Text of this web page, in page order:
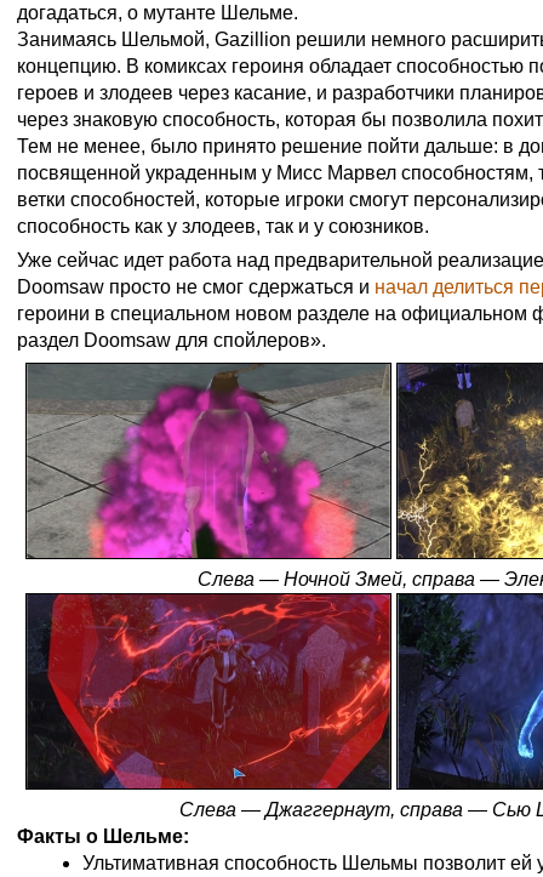
догадаться, о мутанте Шельме.
Занимаясь Шельмой, Gazillion решили немного
концепцию. В комиксах героиня обладает способностью
героев и злодеев через касание, и разработчики
через знаковую способность, которая бы позволила
Тем не менее, было принято решение пойти дальше: в
посвященной украденным у Мисс Марвел способностям,
ветки способностей, которые игроки смогут
способность как у злодеев, так и у союзников.
Уже сейчас идет работа над предварительной
Doomsaw просто не смог сдержаться и начал делиться
героини в специальном новом разделе на
раздел Doomsaw для спойлеров».
Слева — Ночной Змей, справа —
Слева — Джаггернаут, справа — Сью
Факты о Шельме:
Ультимативная способность Шельмы позволит ей